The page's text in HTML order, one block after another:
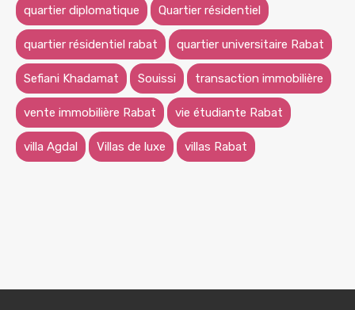
quartier diplomatique Quartier résidentiel
quartier résidentiel rabat quartier universitaire Rabat
Sefiani Khadamat Souissi transaction immobilière
vente immobilière Rabat vie étudiante Rabat
villa Agdal Villas de luxe villas Rabat